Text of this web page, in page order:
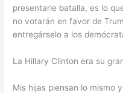
presentarle batalla, es lo
no votarán en favor de
entregárselo a los
La Hillary Clinton era su
Mis hijas piensan lo mismo